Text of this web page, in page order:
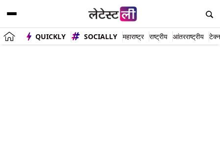
QUICKLY SOCIALLY महाराष्ट्र राष्ट्रीय आंतरराष्ट्रीय